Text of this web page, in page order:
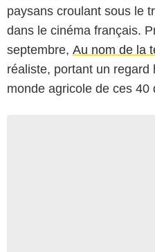
paysans croulant sous le
dans le cinéma français.
septembre, Au nom de la
réaliste, portant un regard
monde agricole de ces 40